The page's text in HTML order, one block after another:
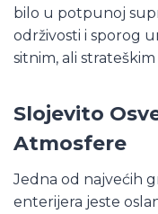
bilo u potpunoj
održivosti i sporog
sitnim, ali strateškim
Slojevito
Atmosfere
Jedna od najvećih
enterijera jeste